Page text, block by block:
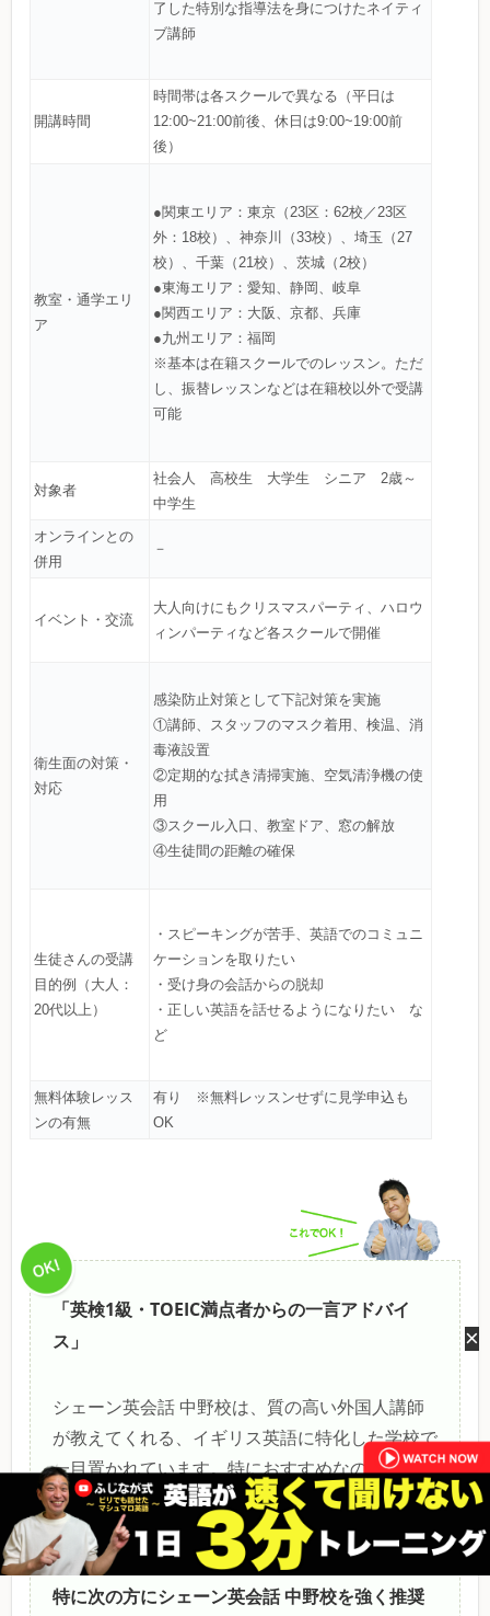
了した特別な指導法を身につけたネイティ
ブ講師
開講時間
時間帯は各スクールで異なる（平日は
12:00~21:00前後、休日は9:00~19:00前
後）
教室・通学エリ
ア
●関東エリア：東京（23区：62校／23区
外：18校）、神奈川（33校）、埼玉（27
校）、千葉（21校）、茨城（2校）
●東海エリア：愛知、静岡、岐阜
●関西エリア：大阪、京都、兵庫
●九州エリア：福岡
※基本は在籍スクールでのレッスン。ただ
し、振替レッスンなどは在籍校以外で受講
可能
対象者
社会人 高校生 大学生 シニア 2歳～
中学生
オンラインとの
併用
－
イベント・交流
大人向けにもクリスマスパーティ、ハロウ
ィンパーティなど各スクールで開催
衛生面の対策・
対応
感染防止対策として下記対策を実施
①講師、スタッフのマスク着用、検温、消
毒液設置
②定期的な拭き清掃実施、空気清浄機の使
用
③スクール入口、教室ドア、窓の解放
④生徒間の距離の確保
生徒さんの受講
目的例（大人：
20代以上）
・スピーキングが苦手、英語でのコミュニ
ケーションを取りたい
・受け身の会話からの脱却
・正しい英語を話せるようになりたい な
ど
無料体験レッス
ンの有無
有り ※無料レッスンせずに見学申込も
OK
「英検1級・TOEIC満点者からの一言アドバイ
ス」
シェーン英会話 中野校は、質の高い外国人講師
が教えてくれる、イギリス英語に特化した学校で
一目置かれています。特におすすめなのはビジネ
ス英会話コースで、実践的なビジネススキルを磨
けるのが魅力的です。
特に次の方にシェーン英会話 中野校を強く推奨
×